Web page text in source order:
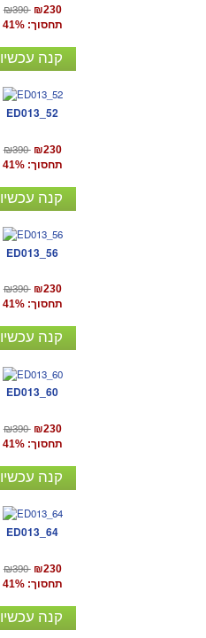
₪390 ₪230
תחסוך: 41%
קנה עכשיו
ED013_52
₪390 ₪230
תחסוך: 41%
קנה עכשיו
ED013_56
₪390 ₪230
תחסוך: 41%
קנה עכשיו
ED013_60
₪390 ₪230
תחסוך: 41%
קנה עכשיו
ED013_64
₪390 ₪230
תחסוך: 41%
קנה עכשיו